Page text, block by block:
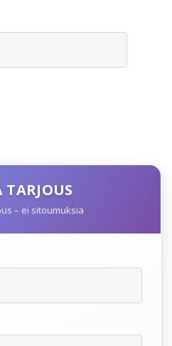
TARJOUS
– ei sitoumuksia